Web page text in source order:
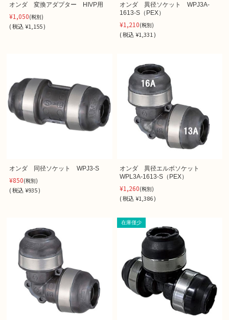
オンダ 変換アダプター HIVP用
¥1,050(税別)
(税込¥1,155 )
オンダ 異径ソケット WPJ3A-
1613-S（PEX）
¥1,210(税別)
(税込 ¥1,331 )
オンダ 同径ソケット WPJ3-S
¥850(税別)
(税込¥935 )
オンダ 異径エルボソケット
WPL3A-1613-S（PEX）
¥1,260(税別)
(税込 ¥1,386 )
在庫僅少